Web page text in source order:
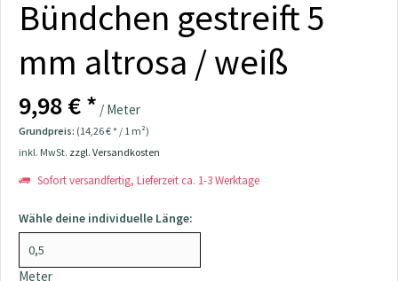
Bündchen gestreift 5
mm altrosa / weiß
9,98 € * / Meter
Grundpreis: (14,26 € * / 1 m²)
inkl. MwSt. zzgl. Versandkosten
Sofort versandfertig, Lieferzeit ca. 1-3 Werktage
Wähle deine individuelle Länge:
Meter